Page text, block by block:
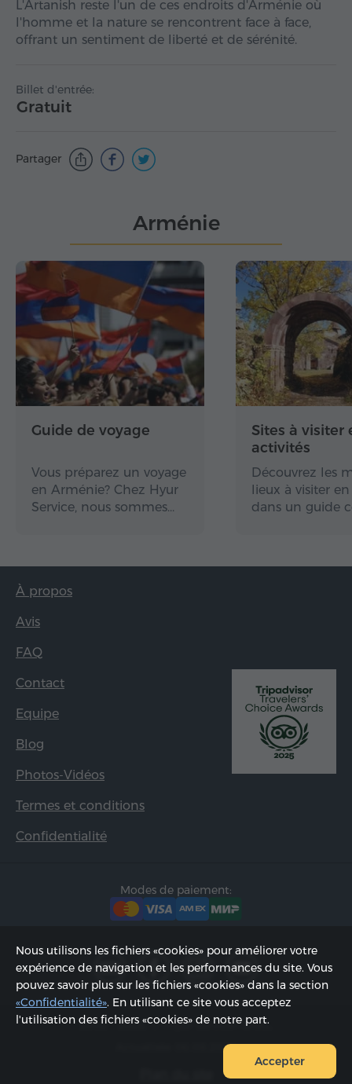
L'Artanish reste l'un de ces endroits d'Arménie où
l'homme et la nature se rencontrent face à face,
offrant un sentiment de liberté et de sérénité.
Billet d'entrée:
Gratuit
Partager
Arménie
Guide de voyage
Vous préparez un voyage
en Arménie? Chez Hyur
Service, nous sommes…
Sites à visiter
activités
Découvrez les
lieux à visiter
dans un guide
À propos
Avis
FAQ
Contact
Equipe
Blog
Photos-Vidéos
Termes et conditions
Confidentialité
Modes de paiement:
2002 - 2026, © «Hyur Service» SARL;
Actualisée 06.08.2026
Nous utilisons les fichiers «cookies» pour améliorer votre
expérience de navigation et les performances du site. Vous
pouvez savoir plus sur les fichiers «cookies» dans la section
«Confidentialité». En utilisant ce site vous acceptez
l'utilisation des fichiers «cookies» de notre part.
Accepter